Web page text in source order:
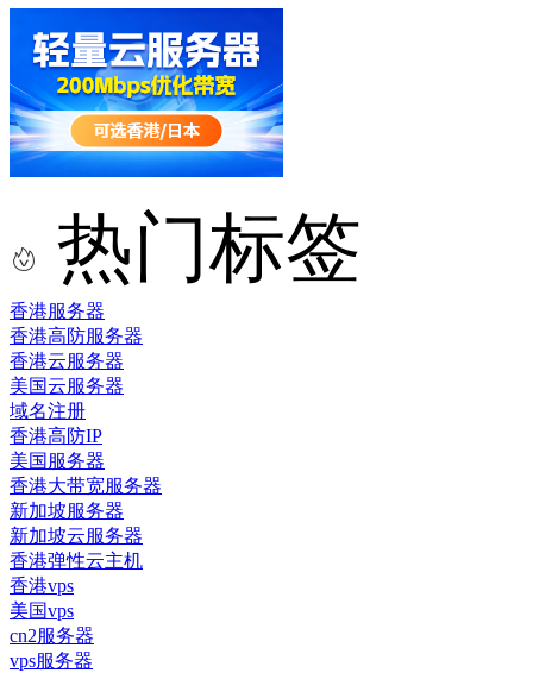
热门标签
香港服务器
香港高防服务器
香港云服务器
美国云服务器
域名注册
香港高防IP
美国服务器
香港大带宽服务器
新加坡服务器
新加坡云服务器
香港弹性云主机
香港vps
美国vps
cn2服务器
vps服务器